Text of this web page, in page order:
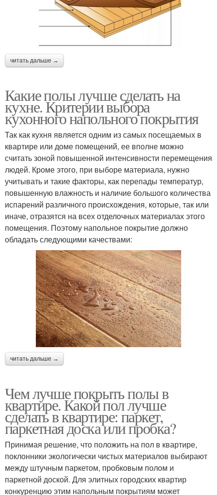
читать дальше →
Какие полы лучше сделать на
кухне. Критерии выбора
кухонного напольного покрытия
Так как кухня является одним из самых посещаемых в
квартире или доме помещений, ее вполне можно
считать зоной повышенной интенсивности перемещения
людей. Кроме этого, при выборе материала, нужно
учитывать и такие факторы, как перепады температур,
повышенную влажность и наличие большого количества
испарений различного происхождения, которые, так или
иначе, отразятся на всех отделочных материалах этого
помещения. Поэтому напольное покрытие должно
обладать следующими качествами:
читать дальше →
Чем лучше покрыть полы в
квартире. Какой пол лучше
сделать в квартире: паркет,
паркетная доска или пробка?
Принимая решение, что положить на пол в квартире,
поклонники экологически чистых материалов выбирают
между штучным паркетом, пробковым полом и
паркетной доской. Для элитных городских квартир
конкуренцию этим напольным покрытиям может